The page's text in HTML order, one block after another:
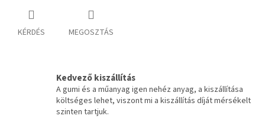
KÉRDÉS MEGOSZTÁS
Kedvező kiszállítás
A gumi és a műanyag igen nehéz anyag, a kiszállítása
költséges lehet, viszont mi a kiszállítás díját mérsékelt
szinten tartjuk.